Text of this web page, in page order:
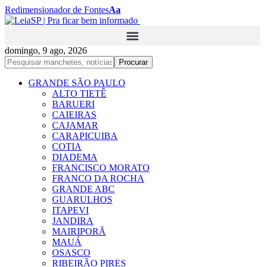
Redimensionador de FontesAa
domingo, 9 ago, 2026
GRANDE SÃO PAULO
ALTO TIETÊ
BARUERI
CAIEIRAS
CAJAMAR
CARAPICUIBA
COTIA
DIADEMA
FRANCISCO MORATO
FRANCO DA ROCHA
GRANDE ABC
GUARULHOS
ITAPEVI
JANDIRA
MAIRIPORÃ
MAUÁ
OSASCO
RIBEIRÃO PIRES